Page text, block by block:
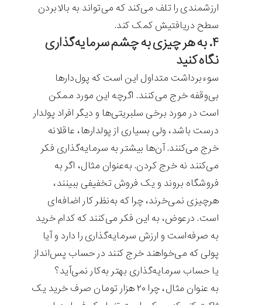
ارزشمندی را تلف می‌کند که می‌تواند به بالابردن
سطح دریافتیش کمک کند.
۴. به هر چیزی به چشم سرمایه‌گذاری
نگاه کنید
سوءبرداشت متداول این است که پول‌دارها
بی‌وقفه خرج می‌کنند. اگرچه این مورد ممکن
است در مورد برخی سلبریتی‌ها و دیگر افراد پولدار
درست باشد، ولی بسیاری از پولدارها، عاقلانه
خرج می‌کنند. آن‌ها بیشتر به سرمایه‌گذاری فکر
می‌کنند نه خرج کردن. به‌عنوان مثال، اگر به
فروشگاه بروند و یک فروش تخفیفی ببینند،
هرچیزی نمی‌خرند، چرا که به‌نظر کار اضافه‌ای
است. درعوض، به این فکر می‌کنند که کدام خرید
به صرفه‌است و ارزش سرمایه‌گذاری را دارد و آیا
پولی که می‌خواهند خرج کنند در حساب پس‌انداز
یا حساب سرمایه‌گذاری بهتر به‌کار نمی‌آید؟
به عنوان مثال، چرا ۲۰ هزار تومان صرف خرید یک